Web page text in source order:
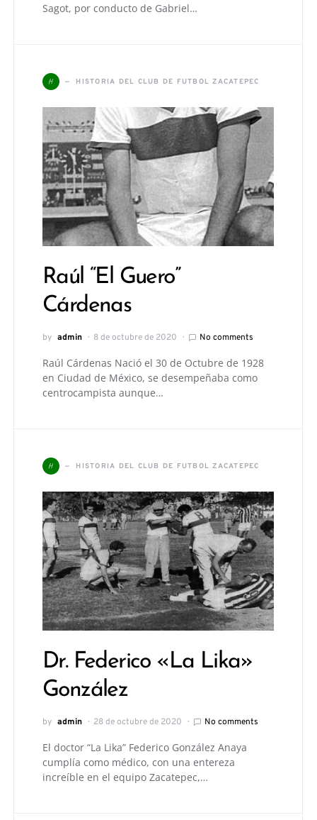
Sagot, por conducto de Gabriel…
H HISTORIA DEL CLUB DE FUTBOL ZACATEPEC
Raúl “El Guero”
Cárdenas
by admin 8 de octubre de 2020 No comments
Raúl Cárdenas Nació el 30 de Octubre de 1928
en Ciudad de México, se desempeñaba como
centrocampista aunque…
H HISTORIA DEL CLUB DE FUTBOL ZACATEPEC
Dr. Federico «La Lika»
González
by admin 28 de octubre de 2020 No comments
El doctor “La Lika” Federico González Anaya
cumplía como médico, con una entereza
increíble en el equipo Zacatepec,…